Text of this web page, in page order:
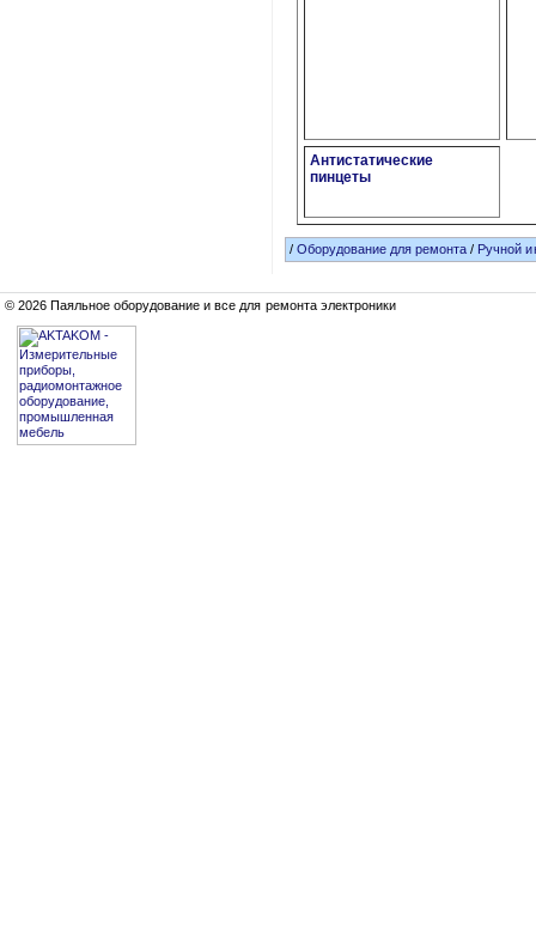
Антистатические
пинцеты
/Оборудование для ремонта / Ручной
© 2026 Паяльное оборудование и все для ремонта электроники